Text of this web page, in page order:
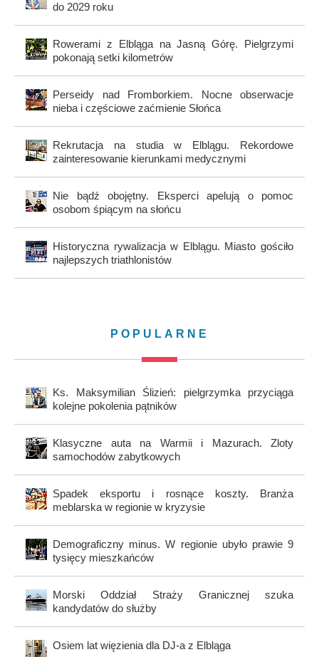
do 2029 roku
Rowerami z Elbląga na Jasną Górę. Pielgrzymi
pokonają setki kilometrów
Perseidy nad Fromborkiem. Nocne obserwacje
nieba i częściowe zaćmienie Słońca
Rekrutacja na studia w Elblągu. Rekordowe
zainteresowanie kierunkami medycznymi
Nie bądź obojętny. Eksperci apelują o pomoc
osobom śpiącym na słońcu
Historyczna rywalizacja w Elblągu. Miasto gościło
najlepszych triathlonistów
POPULARNE
Ks. Maksymilian Ślizień: pielgrzymka przyciąga
kolejne pokolenia pątników
Klasyczne auta na Warmii i Mazurach. Zloty
samochodów zabytkowych
Spadek eksportu i rosnące koszty. Branża
meblarska w regionie w kryzysie
Demograficzny minus. W regionie ubyło prawie 9
tysięcy mieszkańców
Morski Oddział Straży Granicznej szuka
kandydatów do służby
Osiem lat więzienia dla DJ-a z Elbląga